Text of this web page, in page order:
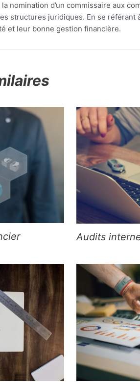
nomination d’un commissaire aux
structures juridiques. En se
et leur bonne gestion financière.
Audits